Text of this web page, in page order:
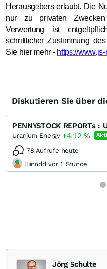
Herausgebers erlaubt. Die
nur zu privaten
Verwertung ist
schriftlicher Zustimmung
Sie hier mehr - https://www.js-
Diskutieren Sie über
PENNYSTOCK REPORTs
Uranium Energy +4,12%
78 Aufrufe heute
lliinndd vor 1 Stunde
Jörg Schulte